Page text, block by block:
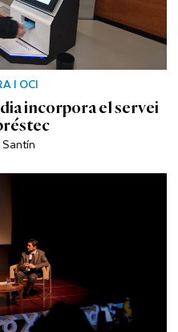
I OCI
incorpora el servei